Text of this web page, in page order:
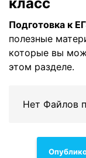
Подготовка к
полезные
которые вы
этом разделе.
Нет Файлов